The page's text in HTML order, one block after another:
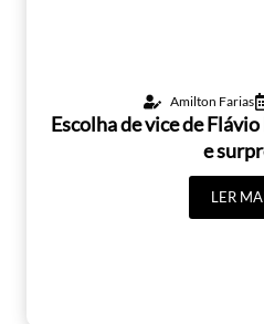
Amilton Farias
Escolha de vice de
e
LER